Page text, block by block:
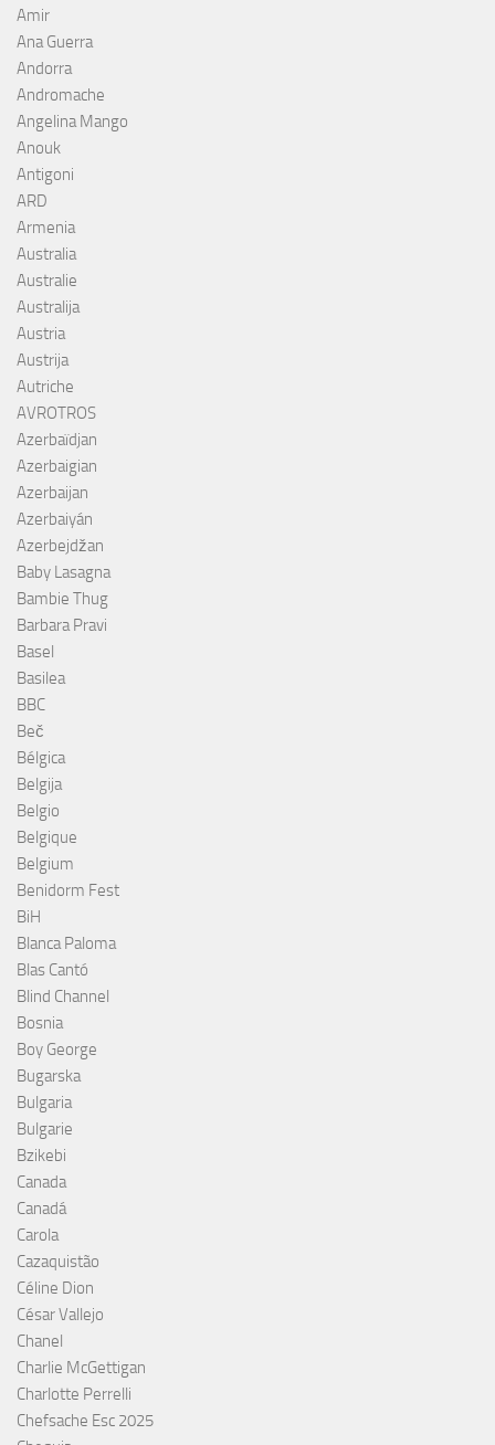
Amir
Ana Guerra
Andorra
Andromache
Angelina Mango
Anouk
Antigoni
ARD
Armenia
Australia
Australie
Australija
Austria
Austrija
Autriche
AVROTROS
Azerbaïdjan
Azerbaigian
Azerbaijan
Azerbaiyán
Azerbejdžan
Baby Lasagna
Bambie Thug
Barbara Pravi
Basel
Basilea
BBC
Beč
Bélgica
Belgija
Belgio
Belgique
Belgium
Benidorm Fest
BiH
Blanca Paloma
Blas Cantó
Blind Channel
Bosnia
Boy George
Bugarska
Bulgaria
Bulgarie
Bzikebi
Canada
Canadá
Carola
Cazaquistão
Céline Dion
César Vallejo
Chanel
Charlie McGettigan
Charlotte Perrelli
Chefsache Esc 2025